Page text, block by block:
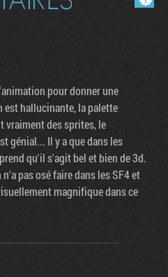
pour donner une
est hallucinante, la palette
vraiment des sprites, le
génial... Il y a que dans les
qu'il s'agit bel et bien de 3d.
pas osé faire dans les SF4 et
magnifique dans ce